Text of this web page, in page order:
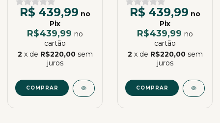
R$ 439,99 no
Pix
R$439,99 no
cartão
2 x de R$220,00 sem
juros
COMPRAR
R$ 439,99 no
Pix
R$439,99 no
cartão
2 x de R$220,00 sem
juros
COMPRAR